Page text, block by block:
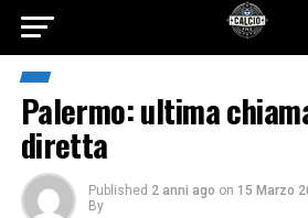
Palermo: ultima
diretta
Published 2 anni ago on 15 Marzo
By